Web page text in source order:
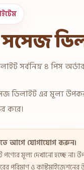
সর্বনিম্ন ৪ পিস
ডিলাইট এর মূল্য
করে।
আগে যোগাযোগ করুন।
পণ্যের মূল্য দেখানো হচ্ছে না।
পরিমাণ ও কাস্টমাইজেশনের